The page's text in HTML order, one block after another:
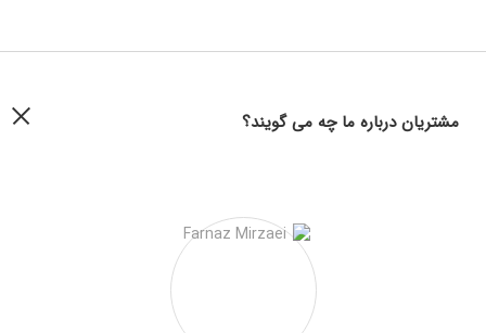
مشتریان درباره ما چه می گویند؟